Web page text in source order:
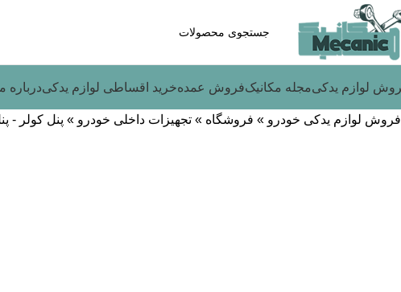
لوازم یدکیمجله مکانیکفروش عمدهخرید اقساطی لوازم یدکیدرباره
فروش لوازم یدکی خودرو » فروشگاه » تجهیزات داخلی خودرو » پنل کولر -